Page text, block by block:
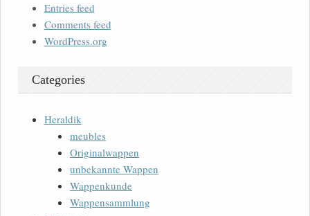
Entries feed
Comments feed
WordPress.org
Categories
Heraldik
meubles
Originalwappen
unbekannte Wappen
Wappenkunde
Wappensammlung